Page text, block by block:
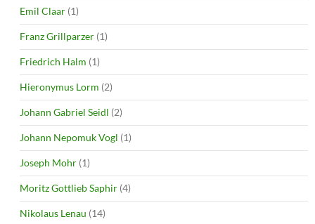
Emil Claar (1)
Franz Grillparzer (1)
Friedrich Halm (1)
Hieronymus Lorm (2)
Johann Gabriel Seidl (2)
Johann Nepomuk Vogl (1)
Joseph Mohr (1)
Moritz Gottlieb Saphir (4)
Nikolaus Lenau (14)